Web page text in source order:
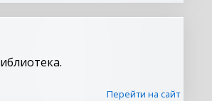
Перейти на сайт